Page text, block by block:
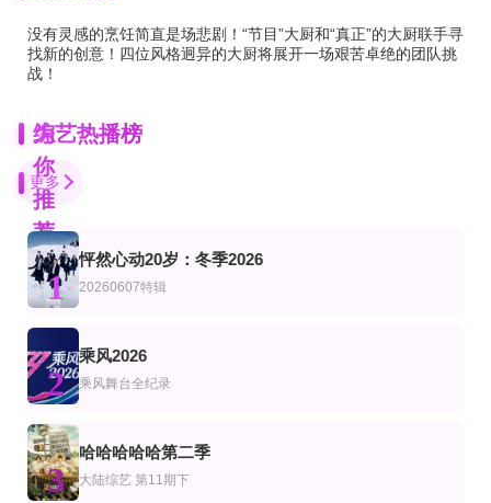
没有灵感的烹饪简直是场悲剧！“节目”大厨和“真正”的大厨联手寻
找新的创意！四位风格迥异的大厨将展开一场艰苦卓绝的团队挑
战！
为
你
推
荐
更新至20260615期
马栏花花便利店第三季
更新至20260705
保持清醒
第4期完结
澶渊之盟
20260803第21期：全员颤音挑战
歌手2026 直拍REACTION
齐豫 庾澄庆 魏如萱 胡彦斌 张碧晨 斯纳吉 尤长靖 周兴哲 窦靖童
加更版第7期
快乐老家
孙浩 李静 戴军 李维嘉 沈凌 吴昕 武艺 高旭
第7集
女主角？圣女？不，我是杂役女仆(自豪)！
宫本侑芽,大久保瑠美,日笠阳子,天崎滉平,小野友树,堀江瞬,仲村宗悟
20260807特辑
五十公里桃花坞第6季
第20260806期萌娃当家：321木头人游戏大战
爸爸当家第五季
全8集
克拉克森的农场第五季
杰里米·克拉克森,凯勒布·库珀,丽莎·霍根
综艺热播榜
更多
1
怦然心动20岁：冬季2026
20260607特辑
2
乘风2026
乘风舞台全纪录
3
哈哈哈哈哈第二季
大陆综艺 第11期下